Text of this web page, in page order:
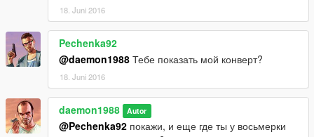
18. Juni 2016
Pechenka92
@daemon1988 Тебе показать мой конверт?
18. Juni 2016
daemon1988 Autor
@Pechenka92 покажи, и еще где ты у восьмерки